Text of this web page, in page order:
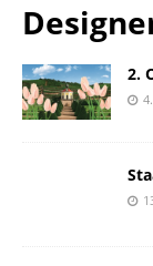
2.